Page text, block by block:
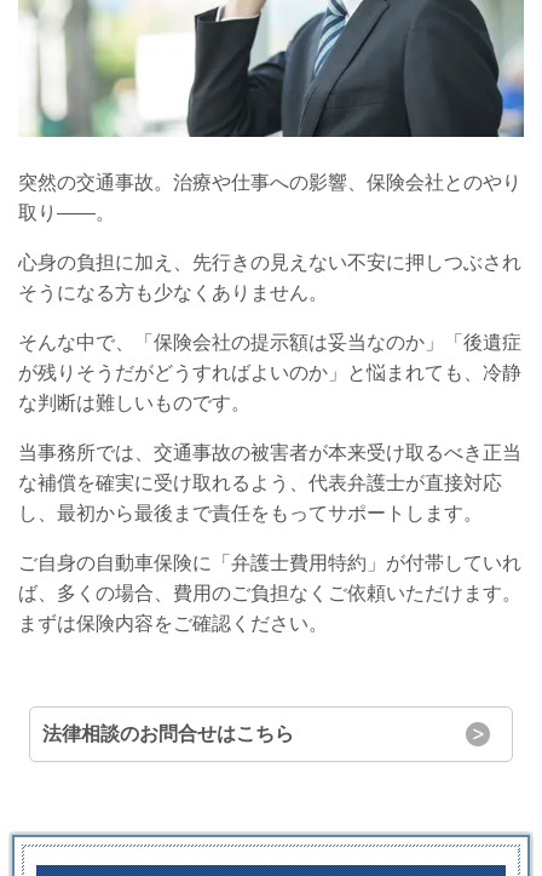
突然の交通事故。治療や仕事への影響、保険会社とのやり
取り――。
心身の負担に加え、先行きの見えない不安に押しつぶされ
そうになる方も少なくありません。
そんな中で、「保険会社の提示額は妥当なのか」「後遺症
が残りそうだがどうすればよいのか」と悩まれても、冷静
な判断は難しいものです。
当事務所では、交通事故の被害者が本来受け取るべき正当
な補償を確実に受け取れるよう、代表弁護士が直接対応
し、最初から最後まで責任をもってサポートします。
ご自身の自動車保険に「弁護士費用特約」が付帯していれ
ば、多くの場合、費用のご負担なくご依頼いただけます。
まずは保険内容をご確認ください。
法律相談のお問合せはこちら